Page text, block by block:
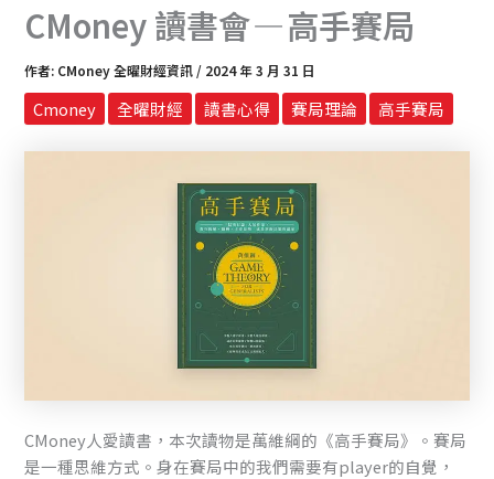
CMoney 讀書會 — 高手賽局
作者: CMoney 全曜財經資訊 / 2024 年 3 月 31 日
Cmoney 全曜財經 讀書心得 賽局理論 高手賽局
CMoney人愛讀書，本次讀物是萬維綱的《高手賽局》。賽局
是一種思維方式。身在賽局中的我們需要有player的自覺，